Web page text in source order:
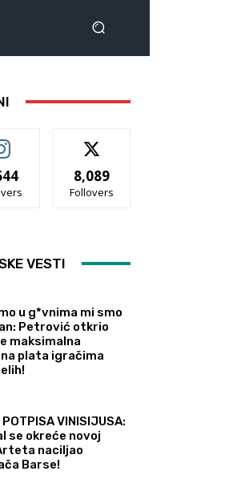
8,089
Follovers
VESTI
u g*vnima mi smo
Petrović otkrio
maksimalna
plata igračima
POTPISA VINISIJUSA:
se okreće novoj
naciljao
Barse!